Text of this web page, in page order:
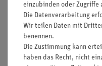
Keine zusätzlichen
Bausteinen nötig -
Aufbau
Kontaktsicherheit
Bausteine
einzubinden oder Zugriffe
Die Datenverarbeitung
Wir teilen Daten mit
benennen.
Die Zustimmung kann
haben das Recht, nicht